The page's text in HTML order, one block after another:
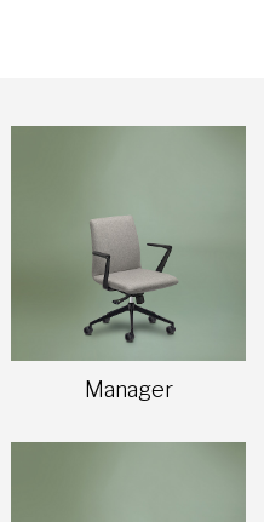
Manager